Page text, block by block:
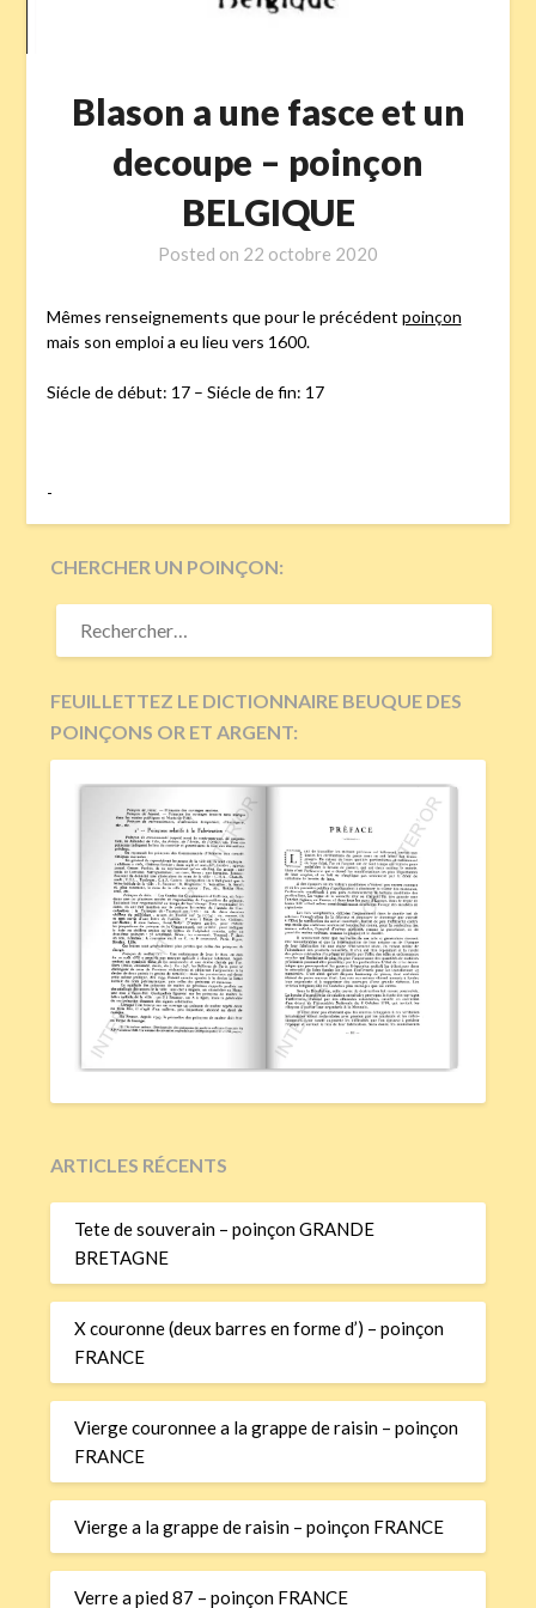
Blason a une fasce et un
decoupe – poinçon
BELGIQUE
Posted on 22 octobre 2020
Mêmes renseignements que pour le précédent poinçon
mais son emploi a eu lieu vers 1600.
Siécle de début: 17 – Siécle de fin: 17
-
CHERCHER UN POINÇON:
RECHERCHER :
FEUILLETTEZ LE DICTIONNAIRE BEUQUE DES
POINÇONS OR ET ARGENT:
ARTICLES RÉCENTS
Tete de souverain – poinçon GRANDE
BRETAGNE
X couronne (deux barres en forme d’) – poinçon
FRANCE
Vierge couronnee a la grappe de raisin – poinçon
FRANCE
Vierge a la grappe de raisin – poinçon FRANCE
Verre a pied 87 – poinçon FRANCE